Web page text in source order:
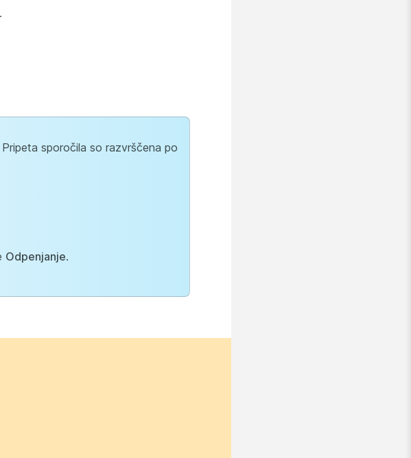
.
Pripeta sporočila so razvrščena po
Odpenjanje.